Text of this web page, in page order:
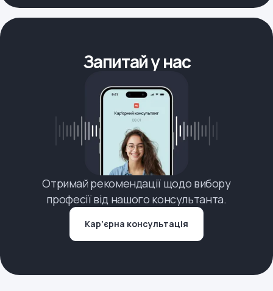
Запитай у нас
Отримай рекомендації щодо вибору
професії від нашого консультанта.
Кар’єрна консультація